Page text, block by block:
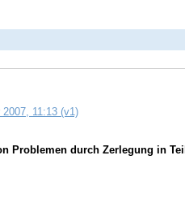
11:13 (v1)
Problemen durch Zerlegung in